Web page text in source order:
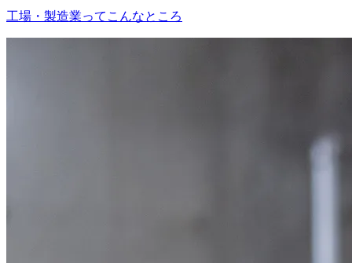
工場・製造業ってこんなところ